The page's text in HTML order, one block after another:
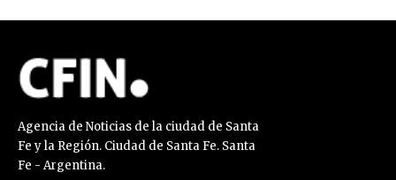
Agencia de Noticias de la ciudad de Santa
Fe y la Región. Ciudad de Santa Fe. Santa
Fe - Argentina.